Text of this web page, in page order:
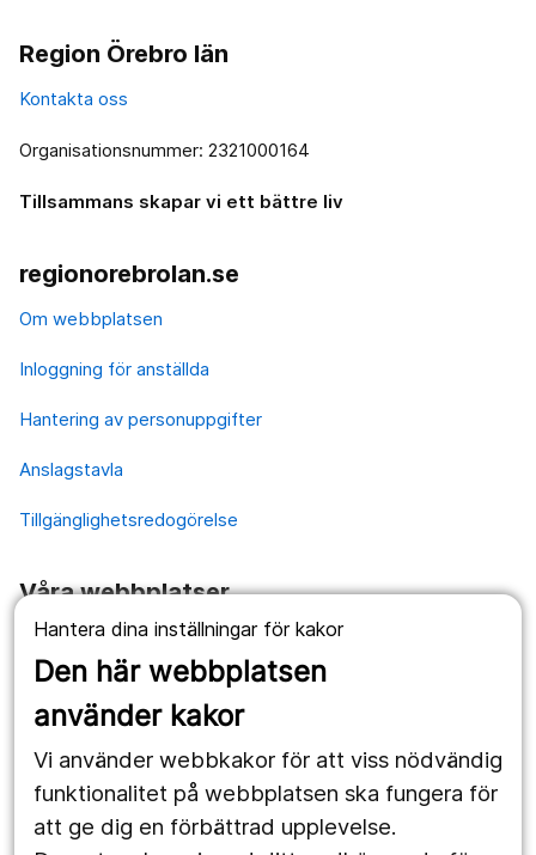
Hantera dina inställningar för kakor
Den här webbplatsen
använder kakor
Vi använder webbkakor för att viss nödvändig
funktionalitet på webbplatsen ska fungera för
att ge dig en förbättrad upplevelse.
Region Örebro län
Kontakta oss
Organisationsnummer: 2321000164
Tillsammans skapar vi ett bättre liv
regionorebrolan.se
Om webbplatsen
Inloggning för anställda
Hantering av personuppgifter
Anslagstavla
Tillgänglighetsredogörelse
Våra webbplatser
1177.se
Länstrafiken
Utveckling